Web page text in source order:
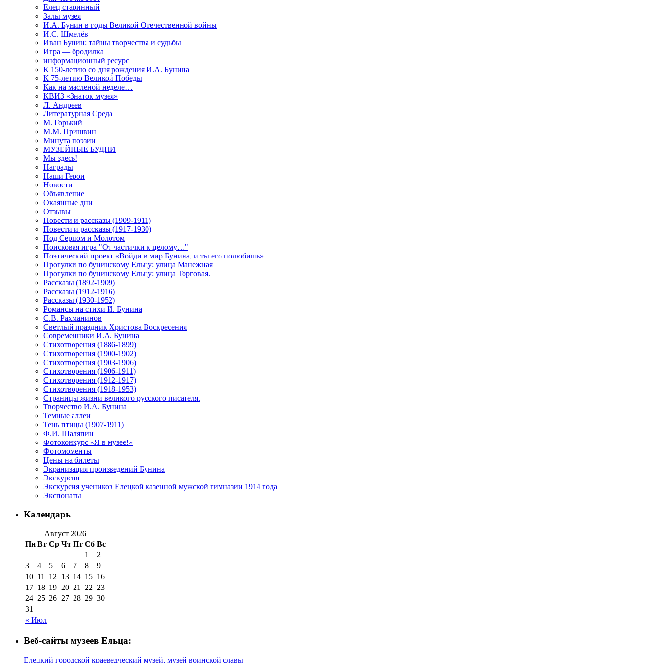
Елец старинный
Залы музея
И.А. Бунин в годы Великой Отечественной войны
И.С. Шмелёв
Иван Бунин: тайны творчества и судьбы
Игра — бродилка
информационный ресурс
К 150-летию со дня рождения И.А. Бунина
К 75-летию Великой Победы
Как на масленой неделе…
КВИЗ «Знаток музея»
Л. Андреев
Литературная Среда
М. Горький
М.М. Пришвин
Минута поэзии
МУЗЕЙНЫЕ БУДНИ
Мы здесь!
Награды
Наши Герои
Новости
Объявление
Окаянные дни
Отзывы
Повести и рассказы (1909-1911)
Повести и рассказы (1917-1930)
Под Серпом и Молотом
Поисковая игра "От частички к целому…"
Поэтический проект «Войди в мир Бунина, и ты его полюбишь»
Прогулки по бунинскому Ельцу: улица Манежная
Прогулки по бунинскому Ельцу: улица Торговая.
Рассказы (1892-1909)
Рассказы (1912-1916)
Рассказы (1930-1952)
Романсы на стихи И. Бунина
С.В. Рахманинов
Светлый праздник Христова Воскресения
Современники И.А. Бунина
Стихотворения (1886-1899)
Стихотворения (1900-1902)
Стихотворения (1903-1906)
Стихотворения (1906-1911)
Стихотворения (1912-1917)
Стихотворения (1918-1953)
Страницы жизни великого русского писателя.
Творчество И.А. Бунина
Темные аллеи
Тень птицы (1907-1911)
Ф.И. Шаляпин
Фотоконкурс «Я в музее!»
Фотомоменты
Цены на билеты
Экранизация произведений Бунина
Экскурсия
Экскурсия учеников Елецкой казенной мужской гимназии 1914 года
Экспонаты
Календарь
Август 2026
Пн Вт Ср Чт Пт Сб Вс
« Июл
1
2
3
4 5 6 7 8
9
10 11 12 13 14 15 16
17 18 19 20 21 22 23
24 25 26 27 28 29 30
31
Веб-сайты музеев Ельца:
Елецкий городской краеведческий музей, музей воинской славы